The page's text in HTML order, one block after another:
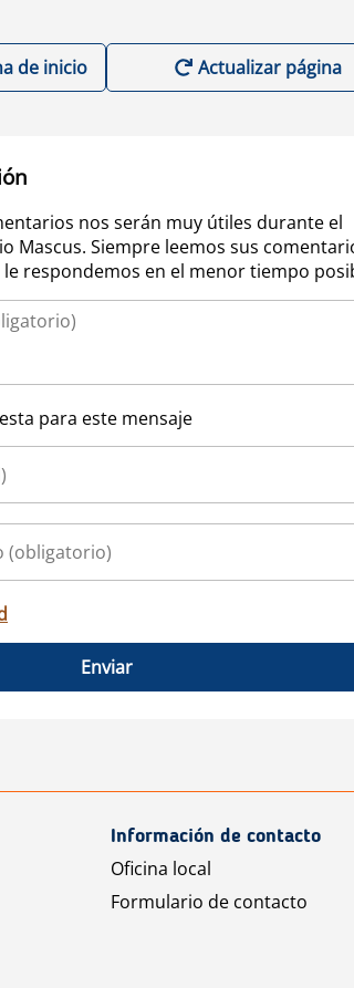
de inicio Actualizar página
nos serán muy útiles durante el
Mascus. Siempre leemos sus
respondemos en el menor tiempo
para este mensaje
Enviar
Información de contacto
Oficina local
Formulario de contacto